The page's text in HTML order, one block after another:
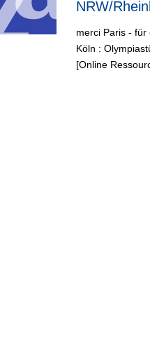
NRW/
Spielen &
merci Paris -
Köln :
[Online